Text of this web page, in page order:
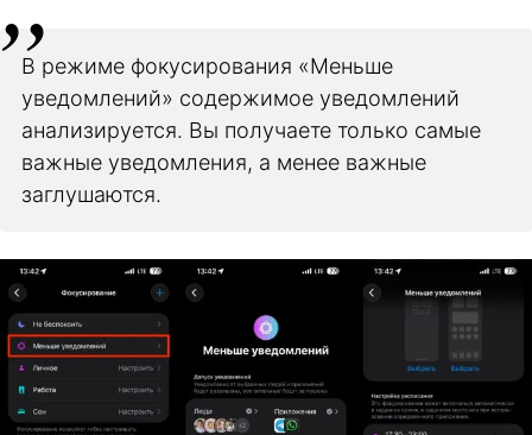
В режиме фокусирования «Меньше
уведомлений» содержимое уведомлений
анализируется. Вы получаете только самые
важные уведомления, а менее важные
заглушаются.